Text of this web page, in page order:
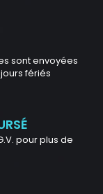
sont envoyées
fériés
pour plus de